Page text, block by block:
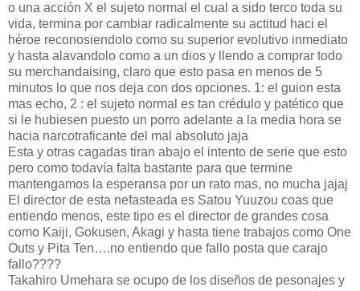
o una acción X el sujeto normal el cual a sido terco toda su
vida, termina por cambiar radicalmente su actitud haci el
héroe reconosiendolo como su superior evolutivo inmediato
y hasta alavandolo como a un dios y llendo a comprar todo
su merchandaising, claro que esto pasa en menos de 5
minutos lo que nos deja con dos opciones. 1: el guion esta
mas echo, 2 : el sujeto normal es tan crédulo y patético que
si le hubiesen puesto un porro adelante a la media hora se
hacia narcotraficante del mal absoluto jaja
Esta y otras cagadas tiran abajo el intento de serie que esto
pero como todavía falta bastante para que termine
mantengamos la esperansa por un rato mas, no mucha jajaj
El director de esta nefasteada es Satou Yuuzou coas que
entiendo menos, este tipo es el director de grandes cosa
como Kaiji, Gokusen, Akagi y hasta tiene trabajos como One
Outs y Pita Ten….no entiendo que fallo posta que carajo
fallo????
Takahiro Umehara se ocupo de los diseños de pesonajes y